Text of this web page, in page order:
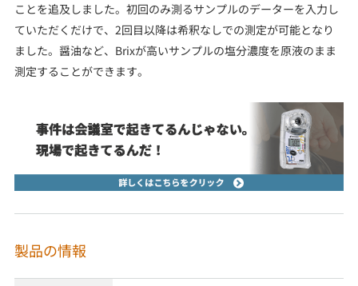
ことを追及しました。初回のみ測るサンプルのデーターを入力し
ていただくだけで、2回目以降は希釈なしでの測定が可能となり
ました。醤油など、Brixが高いサンプルの塩分濃度を原液のまま
測定することができます。
製品の情報